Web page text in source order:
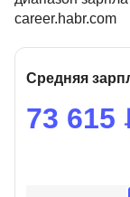
career.habr.com
Средняя
73 615